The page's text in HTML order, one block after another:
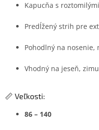
Kapucňa s
Predĺžený strih pre
Pohodlný na nosenie,
Vhodný na jeseň,
📏 Veľkosti:
86 – 140